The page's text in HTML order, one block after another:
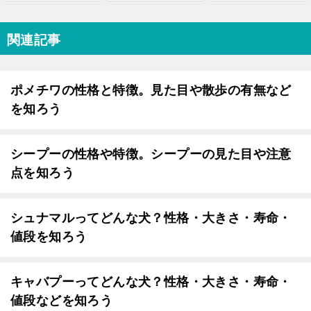
関連記事
ポメチワの性格と特徴。見た目や散歩の有無など
を知ろう
シープーの性格や特徴。シープーの見た目や注意
点を知ろう
シュナマルってどんな犬？性格・大きさ・寿命・
値段を知ろう
キャバプーってどんな犬？性格・大きさ・寿命・
値段などを知ろう